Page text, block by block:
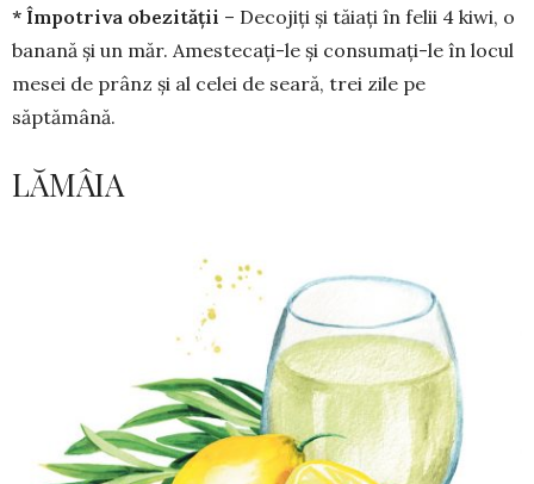
* Împotriva obezității – Decojiți și tăiați în felii 4 kiwi, o
banană și un măr. Amestecați-le și consumați-le în locul
mesei de prânz și al celei de seară, trei zile pe
săptămână.
LĂMÂIA